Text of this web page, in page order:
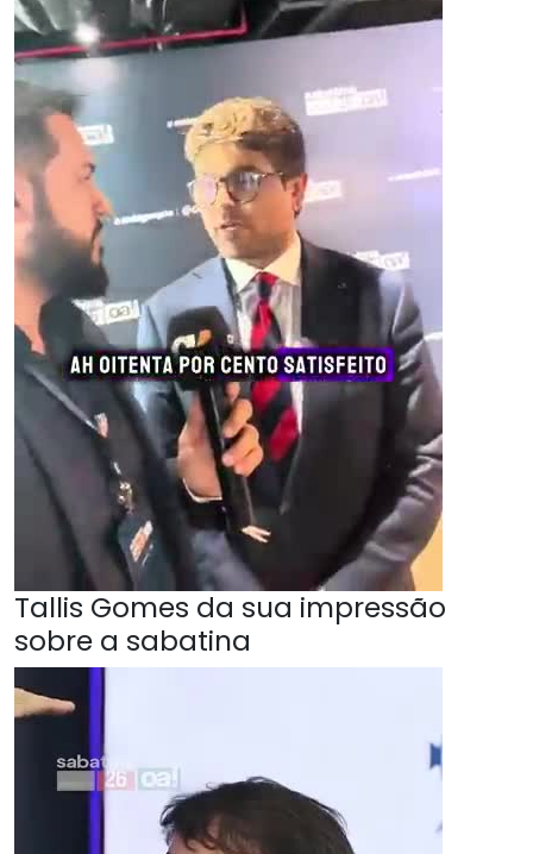
Tallis Gomes da sua impressão
sobre a sabatina